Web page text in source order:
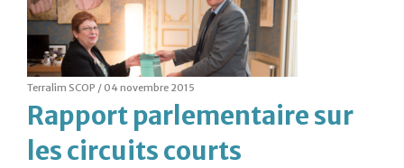
Terralim SCOP /04 novembre 2015
Rapport parlementaire sur
les circuits courts